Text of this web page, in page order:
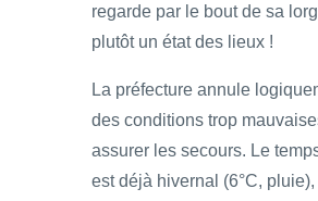
regarde par le bout de sa
plutôt un état des lieux !
La préfecture annule
des conditions trop
assurer les secours. Le
est déjà hivernal (6°C,